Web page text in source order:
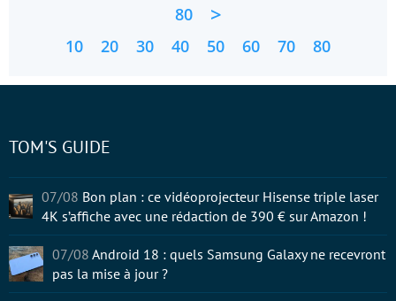
80
>
10 20 30 40 50 60 70 80
TOM'S GUIDE
07/08 Bon plan : ce vidéoprojecteur Hisense triple laser
4K s’affiche avec une rédaction de 390 € sur Amazon !
07/08 Android 18 : quels Samsung Galaxy ne recevront
pas la mise à jour ?